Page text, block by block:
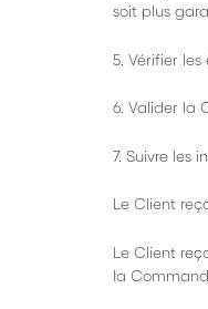
soit plus
5. Vérifier
6. Valider la
7. Suivre les
Le Client
Le Client
la